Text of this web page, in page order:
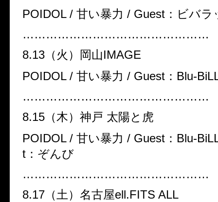
POIDOL / 甘い暴力 / Guest ：ビバ
…………………………………………
8.13 （火）岡山IMAGE
POIDOL / 甘い暴力 / Guest ： Blu-
…………………………………………
8.15 （木）神戸 太陽と虎
POIDOL / 甘い暴力 / Guest ： Blu-
t ：ぞんび
…………………………………………
8.17 （土）名古屋ell.FITS ALL